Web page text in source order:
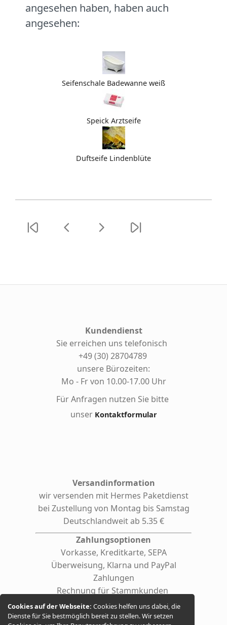
Cookies auf der Webseite:Cookies helfen uns dabei, die
Dienste für Sie bestmöglich bereit zu stellen. Wir setzen
angesehen haben, haben auch
angesehen:
Seifenschale Badewanne weiß
Speick Arztseife
Duftseife Lindenblüte
Kundendienst
Sie erreichen uns telefonisch
+49 (30) 28704789
unsere Bürozeiten:
Mo - Fr von 10.00-17.00 Uhr
Für Anfragen nutzen Sie bitte
unser Kontaktformular
Versandinformation
wir versenden mit Hermes Paketdienst
bei Zustellung von Montag bis Samstag
Deutschlandweit ab 5.35 €
Zahlungsoptionen
Vorkasse, Kreditkarte, SEPA
Überweisung, Klarna und PayPal
Zahlungen
Rechnung für Stammkunden
(auf Anfrage auch für Firmen /
behördliche Einrichtungen)